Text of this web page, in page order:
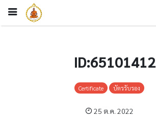
ID:65101412
Certificate บัตรรับรอง
25 ต.ค. 2022